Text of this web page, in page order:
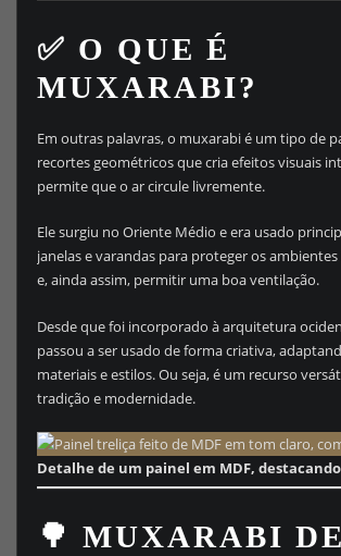
✅ O QUE É
MUXARABI?
Em outras palavras, o muxarabi é um tipo de
recortes geométricos que cria efeitos visuais
permite que o ar circule livremente.
Ele surgiu no Oriente Médio e era usado
janelas e varandas para proteger os
e, ainda assim, permitir uma boa ventilação.
Desde que foi incorporado à arquitetura
passou a ser usado de forma criativa,
materiais e estilos. Ou seja, é um recurso
tradição e modernidade.
Detalhe de um painel em MDF,
🌳 MUXARABI DE